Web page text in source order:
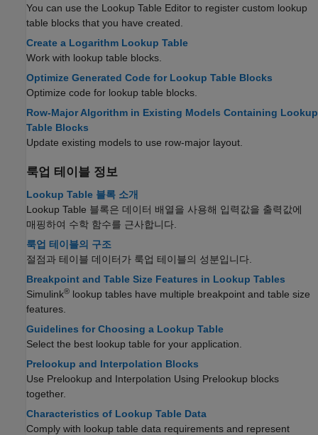
You can use the Lookup Table Editor to register custom lookup
table blocks that you have created.
Create a Logarithm Lookup Table
Work with lookup table blocks.
Optimize Generated Code for Lookup Table Blocks
Optimize code for lookup table blocks.
Row-Major Algorithm in Existing Models Containing Lookup
Table Blocks
Update existing models to use row-major layout.
룩업 테이블 정보
Lookup Table 블록 소개
Lookup Table 블록은 데이터 배열을 사용해 입력값을 출력값에
매핑하여 수학 함수를 근사합니다.
룩업 테이블의 구조
절점과 테이블 데이터가 룩업 테이블의 성분입니다.
Breakpoint and Table Size Features in Lookup Tables
Simulink® lookup tables have multiple breakpoint and table size
features.
Guidelines for Choosing a Lookup Table
Select the best lookup table for your application.
Prelookup and Interpolation Blocks
Use Prelookup and Interpolation Using Prelookup blocks
together.
Characteristics of Lookup Table Data
Comply with lookup table data requirements and represent